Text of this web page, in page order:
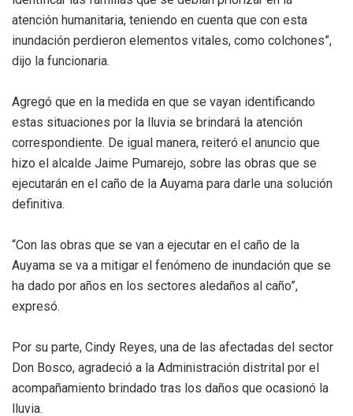
atención humanitaria, teniendo en cuenta que con esta
inundación perdieron elementos vitales, como colchones”,
dijo la funcionaria.
Agregó que en la medida en que se vayan identificando
estas situaciones por la lluvia se brindará la atención
correspondiente. De igual manera, reiteró el anuncio que
hizo el alcalde Jaime Pumarejo, sobre las obras que se
ejecutarán en el caño de la Auyama para darle una solución
definitiva.
“Con las obras que se van a ejecutar en el caño de la
Auyama se va a mitigar el fenómeno de inundación que se
ha dado por años en los sectores aledaños al caño”,
expresó.
Por su parte, Cindy Reyes, una de las afectadas del sector
Don Bosco, agradeció a la Administración distrital por el
acompañamiento brindado tras los daños que ocasionó la
lluvia.